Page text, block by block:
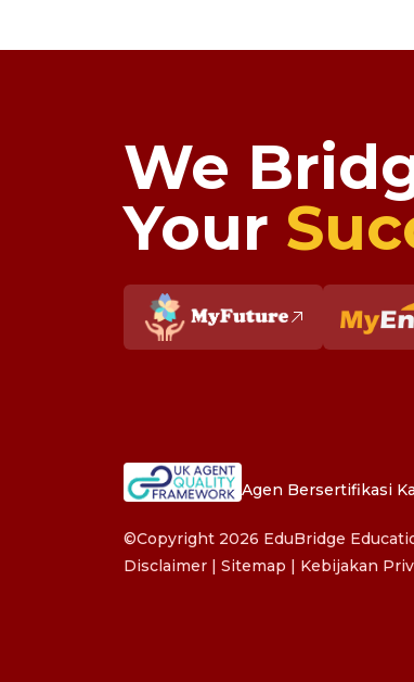
We
Your
Agen Bersertifikasi
©Copyright 2026 EduBridge
Disclaimer | Sitemap | Kebijakan